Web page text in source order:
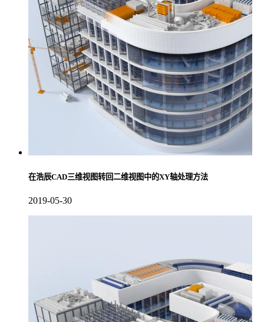
在浩辰CAD三维视图转回二维视图中的XY轴处理方法
2019-05-30